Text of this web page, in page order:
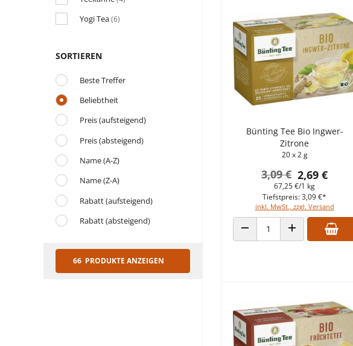
Yogi Tea(6)
SORTIEREN
Beste Treffer
Beliebtheit
Preis (aufsteigend)
Preis (absteigend)
Name (A-Z)
Name (Z-A)
Rabatt (aufsteigend)
Rabatt (absteigend)
66 PRODUKTE ANZEIGEN
Bünting Tee Bio Ingwer-
Zitrone
20 x 2 g
2,69 €
3,09 €
67,25 €/1 kg
inkl. MwSt., zzgl. Versand
Tiefstpreis: 3,09 €*
ANZAHL VERRINGERNANZAHL ERHÖHEN